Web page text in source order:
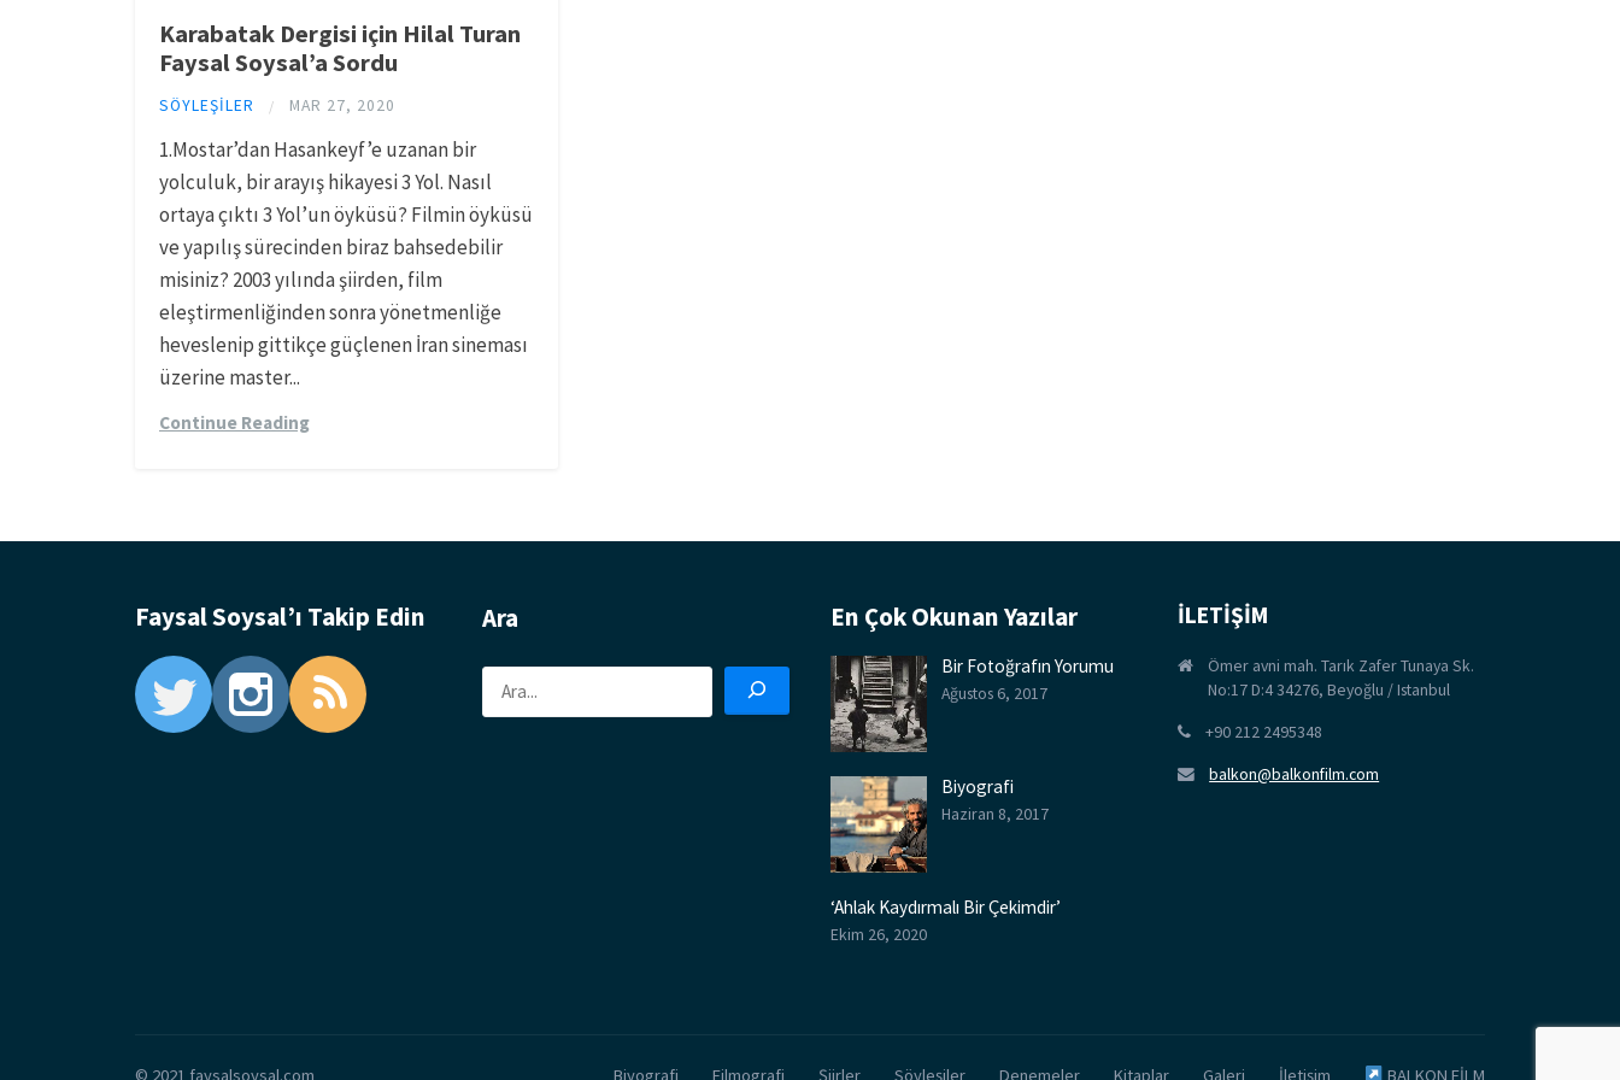
Karabatak Dergisi için Hilal Turan
Faysal Soysal’a Sordu
SÖYLEŞILER / MAR 27, 2020
1.Mostar’dan Hasankeyf’e uzanan bir
yolculuk, bir arayış hikayesi 3 Yol. Nasıl
ortaya çıktı 3 Yol’un öyküsü? Filmin öyküsü
ve yapılış sürecinden biraz bahsedebilir
misiniz? 2003 yılında şiirden, film
eleştirmenliğinden sonra yönetmenliğe
heveslenip gittikçe güçlenen İran sineması
üzerine master...
Continue Reading
Faysal Soysal’ı Takip Edin Ara
Ara
En Çok Okunan Yazılar
Bir Fotoğrafın Yorumu
Ağustos 6, 2017
Biyografi
Haziran 8, 2017
‘Ahlak Kaydırmalı Bir Çekimdir’
Ekim 26, 2020
İLETİŞİM
Ömer avni mah. Tarık Zafer Tunaya Sk.
No:17 D:4 34276, Beyoğlu / Istanbul
+90 212 2495348
balkon@balkonfilm.com
© 2021 faysalsoysal.com Biyografi Filmografi Şiirler Söyleşiler Denemeler Kitaplar Galeri İletişim BALKON FİLM